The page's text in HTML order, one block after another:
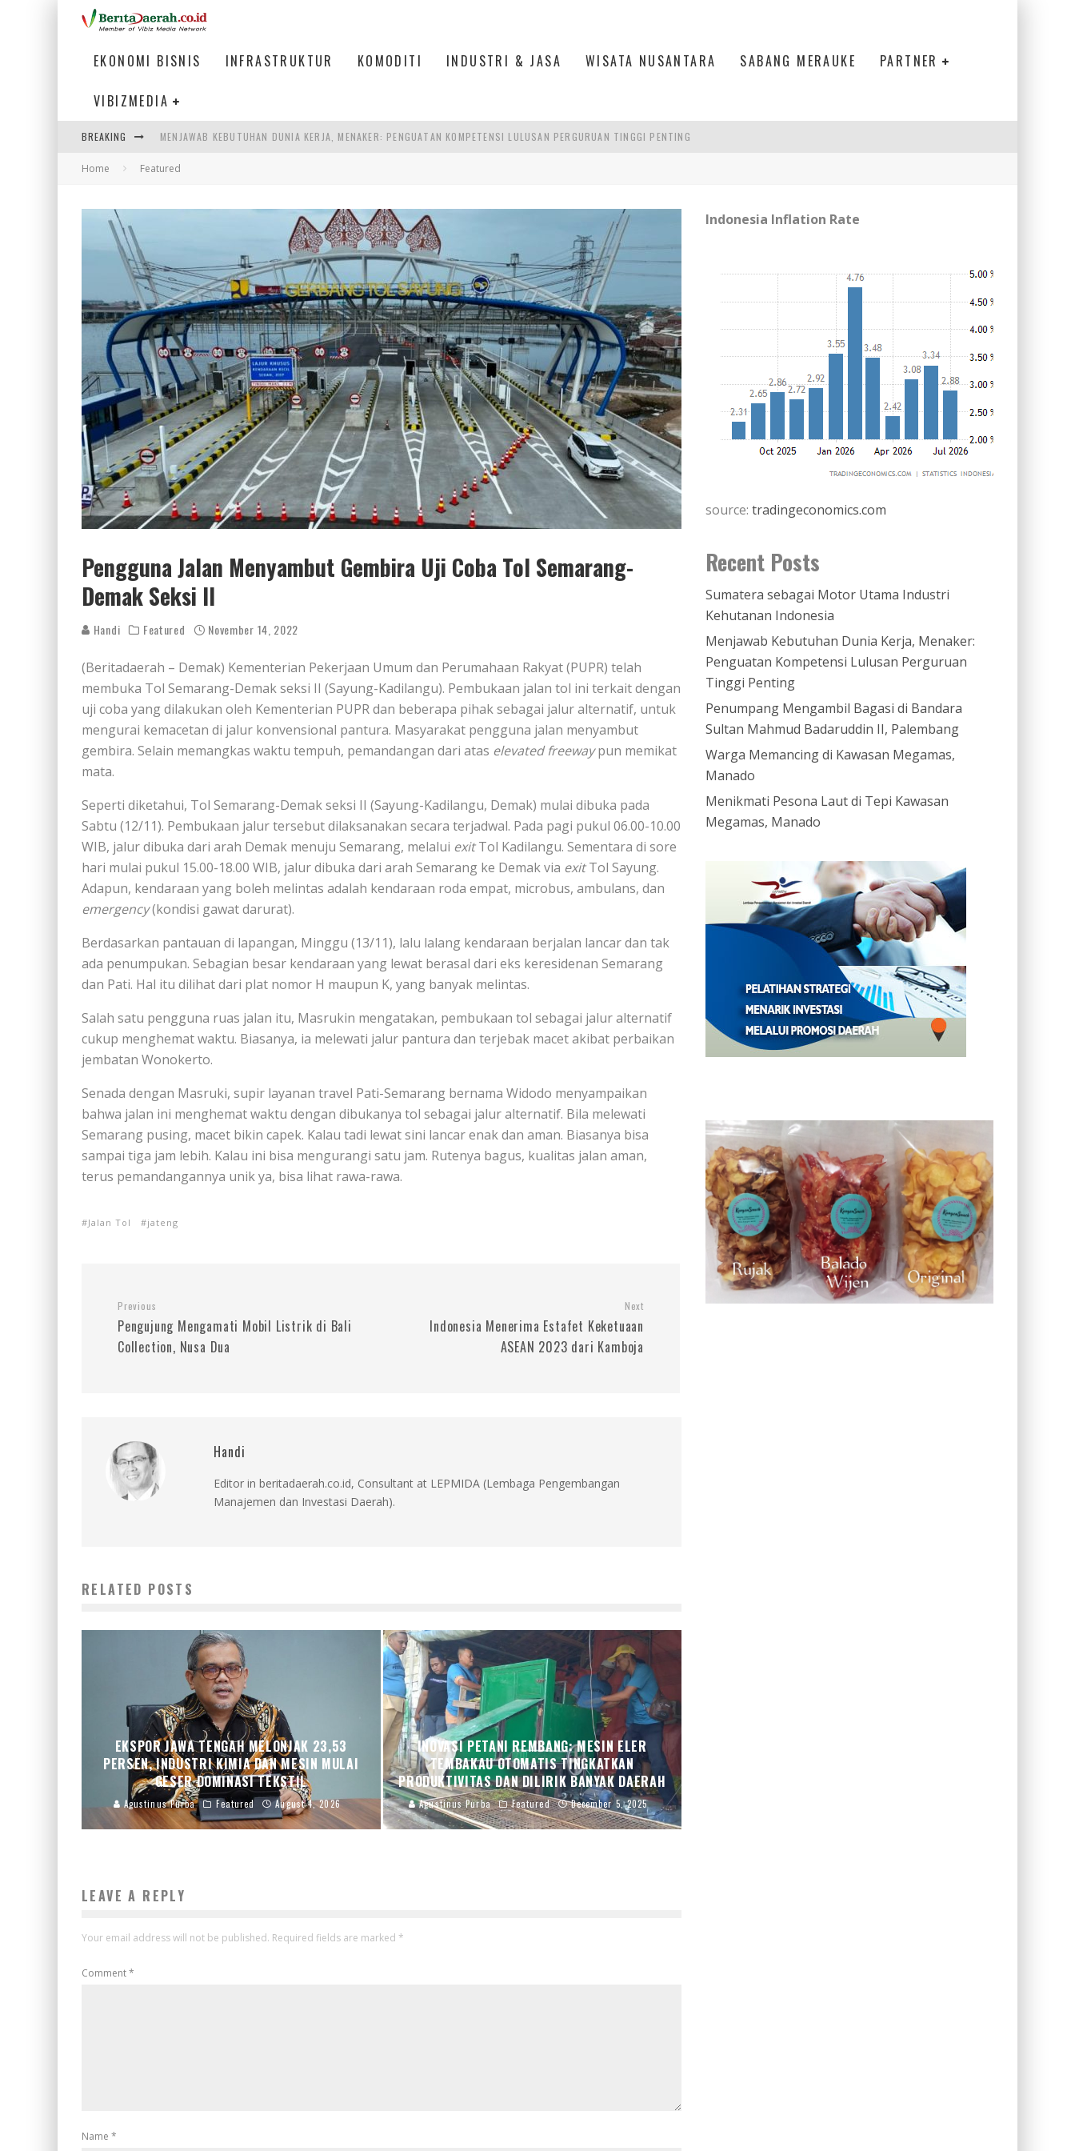
EKONOMI BISNIS INFRASTRUKTUR KOMODITI INDUSTRI & JASA WISATA NUSANTARA SABANG MERAUKE PARTNER
VIBIZMEDIA
BREAKING
MENJAWAB KEBUTUHAN DUNIA KERJA, MENAKER: PENGUATAN KOMPETENSI LULUSAN PERGURUAN TINGGI PENTING
SUMATERA SEBAGAI MOTOR UTAMA INDUSTRI KEHUTANAN INDONESIA
Home Featured
Pengguna Jalan Menyambut Gembira Uji Coba Tol Semarang-
Demak Seksi II
Handi Featured November 14, 2022
(Beritadaerah – Demak) Kementerian Pekerjaan Umum dan Perumahaan Rakyat (PUPR) telah
membuka Tol Semarang-Demak seksi II (Sayung-Kadilangu). Pembukaan jalan tol ini terkait dengan
uji coba yang dilakukan oleh Kementerian PUPR dan beberapa pihak sebagai jalur alternatif, untuk
mengurai kemacetan di jalur konvensional pantura. Masyarakat pengguna jalan menyambut
gembira. Selain memangkas waktu tempuh, pemandangan dari atas elevated freewaypun memikat
mata.
Seperti diketahui, Tol Semarang-Demak seksi II (Sayung-Kadilangu, Demak) mulai dibuka pada
Sabtu (12/11). Pembukaan jalur tersebut dilaksanakan secara terjadwal. Pada pagi pukul 06.00-10.00
WIB, jalur dibuka dari arah Demak menuju Semarang, melalui exitTol Kadilangu. Sementara di sore
hari mulai pukul 15.00-18.00 WIB, jalur dibuka dari arah Semarang ke Demak via exitTol Sayung.
Adapun, kendaraan yang boleh melintas adalah kendaraan roda empat, microbus, ambulans, dan
emergency(kondisi gawat darurat).
Berdasarkan pantauan di lapangan, Minggu (13/11), lalu lalang kendaraan berjalan lancar dan tak
ada penumpukan. Sebagian besar kendaraan yang lewat berasal dari eks keresidenan Semarang
dan Pati. Hal itu dilihat dari plat nomor H maupun K, yang banyak melintas.
Salah satu pengguna ruas jalan itu, Masrukin mengatakan, pembukaan tol sebagai jalur alternatif
cukup menghemat waktu. Biasanya, ia melewati jalur pantura dan terjebak macet akibat perbaikan
jembatan Wonokerto.
Senada dengan Masruki, supir layanan travel Pati-Semarang bernama Widodo menyampaikan
bahwa jalan ini menghemat waktu dengan dibukanya tol sebagai jalur alternatif. Bila melewati
Semarang pusing, macet bikin capek. Kalau tadi lewat sini lancar enak dan aman. Biasanya bisa
sampai tiga jam lebih. Kalau ini bisa mengurangi satu jam. Rutenya bagus, kualitas jalan aman,
terus pemandangannya unik ya, bisa lihat rawa-rawa.
Jalan Tol jateng
Previous
Pengujung Mengamati Mobil Listrik di Bali
Collection, Nusa Dua
Next
Indonesia Menerima Estafet Keketuaan
ASEAN 2023 dari Kamboja
Handi
Editor in beritadaerah.co.id, Consultant at LEPMIDA (Lembaga Pengembangan
Manajemen dan Investasi Daerah).
RELATED POSTS
EKSPOR JAWA TENGAH MELONJAK 23,53
PERSEN, INDUSTRI KIMIA DAN MESIN MULAI
GESER DOMINASI TEKSTIL
Agustinus Purba Featured August 4, 2026
INOVASI PETANI REMBANG: MESIN ELER
TEMBAKAU OTOMATIS TINGKATKAN
PRODUKTIVITAS DAN DILIRIK BANYAK DAERAH
Agustinus Purba Featured December 5, 2025
LEAVE A REPLY
Your email address will not be published. Required fields are marked *
Comment*
Name *
Indonesia Inflation Rate
source: tradingeconomics.com
Recent Posts
Sumatera sebagai Motor Utama Industri
Kehutanan Indonesia
Menjawab Kebutuhan Dunia Kerja, Menaker:
Penguatan Kompetensi Lulusan Perguruan
Tinggi Penting
Penumpang Mengambil Bagasi di Bandara
Sultan Mahmud Badaruddin II, Palembang
Warga Memancing di Kawasan Megamas,
Manado
Menikmati Pesona Laut di Tepi Kawasan
Megamas, Manado